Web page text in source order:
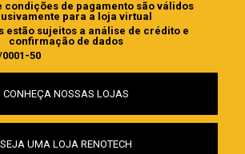
condições de pagamento são válidos
para a loja virtual
estão sujeitos a análise de crédito e
confirmação de dados
50
CONHEÇA NOSSAS LOJAS
SEJA UMA LOJA RENOTECH